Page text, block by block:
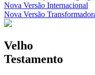
Nova Versão Internacional
Nova Versão
Velho
Testamento